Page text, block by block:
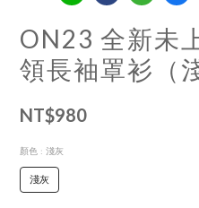
ON23 全新未
領長袖罩衫（
NT$980
顏色 : 淺灰
淺灰